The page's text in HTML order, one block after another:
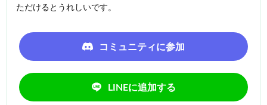
ただけるとうれしいです。
コミュニティに参加
LINEに追加する